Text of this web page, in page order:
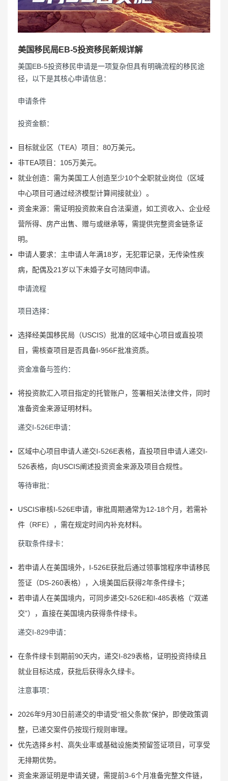
美国移民局EB-5投资移民新规详解
美国EB-5投资移民申请是一项复杂但具有明确流程的移民途
径，以下是其核心申请信息：
申请条件
投资金额：
目标就业区（TEA）项目：80万美元。
非TEA项目：105万美元。
就业创造：需为美国工人创造至少10个全职就业岗位（区域
中心项目可通过经济模型计算间接就业）。
资金来源：需证明投资款来自合法渠道，如工资收入、企业经
营所得、房产出售、赠与或继承等，需提供完整资金链条证
明。
申请人要求：主申请人年满18岁，无犯罪记录，无传染性疾
病，配偶及21岁以下未婚子女可随同申请。
申请流程
项目选择：
选择经美国移民局（USCIS）批准的区域中心项目或直投项
目，需核查项目是否具备I-956F批准资质。
资金准备与签约：
将投资款汇入项目指定的托管账户，签署相关法律文件，同时
准备资金来源证明材料。
递交I-526E申请：
区域中心项目申请人递交I-526E表格，直投项目申请人递交I-
526表格，向USCIS阐述投资资金来源及项目合规性。
等待审批：
USCIS审核I-526E申请，审批周期通常为12-18个月，若需补
件（RFE），需在规定时间内补充材料。
获取条件绿卡：
若申请人在美国境外，I-526E获批后通过领事馆程序申请移民
签证（DS-260表格），入境美国后获得2年条件绿卡；
若申请人在美国境内，可同步递交I-526E和I-485表格（“双递
交”），直接在美国境内获得条件绿卡。
递交I-829申请：
在条件绿卡到期前90天内，递交I-829表格，证明投资持续且
就业目标达成，获批后获得永久绿卡。
注意事项：
2026年9月30日前递交的申请受“祖父条款”保护，即使政策调
整，已递交案件仍按现行规则审理。
优先选择乡村、高失业率或基础设施类预留签证项目，可享受
无排期优势。
资金来源证明是申请关键，需提前3-6个月准备完整文件链，